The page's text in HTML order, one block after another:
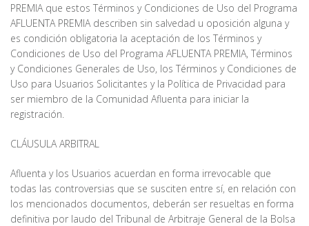
PREMIA que estos Términos y Condiciones de Uso del Programa
AFLUENTA PREMIA describen sin salvedad u oposición alguna y
es condición obligatoria la aceptación de los Términos y
Condiciones de Uso del Programa AFLUENTA PREMIA, Términos
y Condiciones Generales de Uso, los Términos y Condiciones de
Uso para Usuarios Solicitantes y la Política de Privacidad para
ser miembro de la Comunidad Afluenta para iniciar la
registración.
CLÁUSULA ARBITRAL
Afluenta y los Usuarios acuerdan en forma irrevocable que
todas las controversias que se susciten entre sí, en relación con
los mencionados documentos, deberán ser resueltas en forma
definitiva por laudo del Tribunal de Arbitraje General de la Bolsa